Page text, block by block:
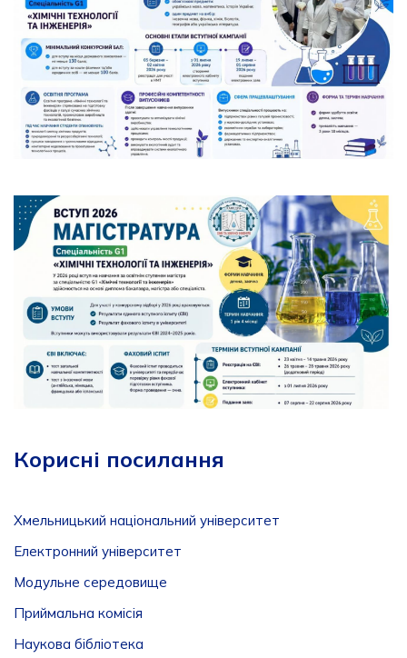
Корисні посилання
Хмельницький національний університет
Електронний університет
Модульне середовище
Приймальна комісія
Наукова бібліотека